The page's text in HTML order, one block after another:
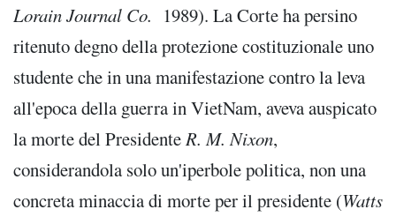
Lorain Journal Co. 1989). La Corte ha persino
ritenuto degno della protezione costituzionale uno
studente che in una manifestazione contro la leva
all'epoca della guerra in VietNam, aveva auspicato
la morte del PresidenteR. M. Nixon,
considerandola solo un'iperbole politica, non una
concreta minaccia di morte per il presidente (Watts